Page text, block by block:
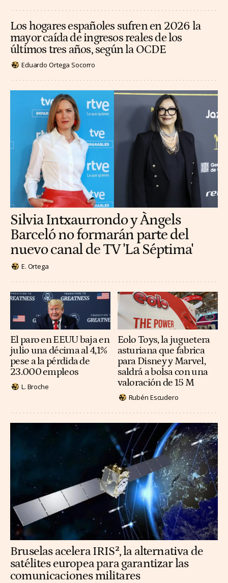
Los hogares españoles sufren en 2026 la
mayor caída de ingresos reales de los
últimos tres años, según la OCDE
Eduardo Ortega Socorro
Silvia Intxaurrondo y Àngels
Barceló no formarán parte del
nuevo canal de TV 'La Séptima'
E. Ortega
El paro en EEUU baja en
julio una décima al 4,1%
pese a la pérdida de
23.000 empleos
L. Broche
Eolo Toys, la juguetera
asturiana que fabrica
para Disney y Marvel,
saldrá a bolsa con una
valoración de 15 M
Rubén Escudero
Bruselas acelera IRIS², la alternativa de
satélites europea para garantizar las
comunicaciones militares